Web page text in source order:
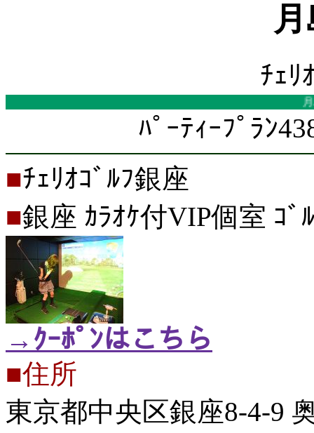
ﾁｪﾘ
月島の
ﾊﾟｰﾃｨｰﾌﾟﾗﾝ
■ﾁｪﾘｵｺﾞﾙﾌ銀座
■銀座 ｶﾗｵｹ付VIP個室 ｺﾞ
→ｸｰﾎﾟﾝはこちら
■住所
東京都中央区銀座8-4-9